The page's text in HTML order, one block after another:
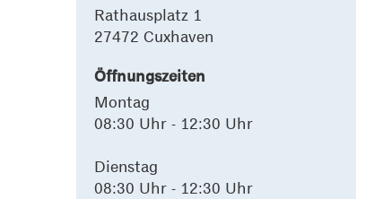
Rathausplatz 1
27472 Cuxhaven
Öffnungszeiten
Montag
08:30 Uhr - 12:30 Uhr
Dienstag
08:30 Uhr - 12:30 Uhr